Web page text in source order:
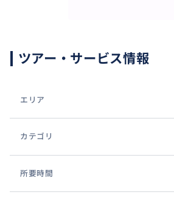
ツアー・サービス情報
エリア
カテゴリ
所要時間